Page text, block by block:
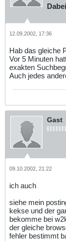
12.09.2002, 17:36
Hab das gleiche
Vor 5 Minuten
exakten
Auch jedes
Gast
09.10.2002, 21:22
ich auch
siehe mein
kekse und der
bekomme bei
der gleiche
fehler bestimmt